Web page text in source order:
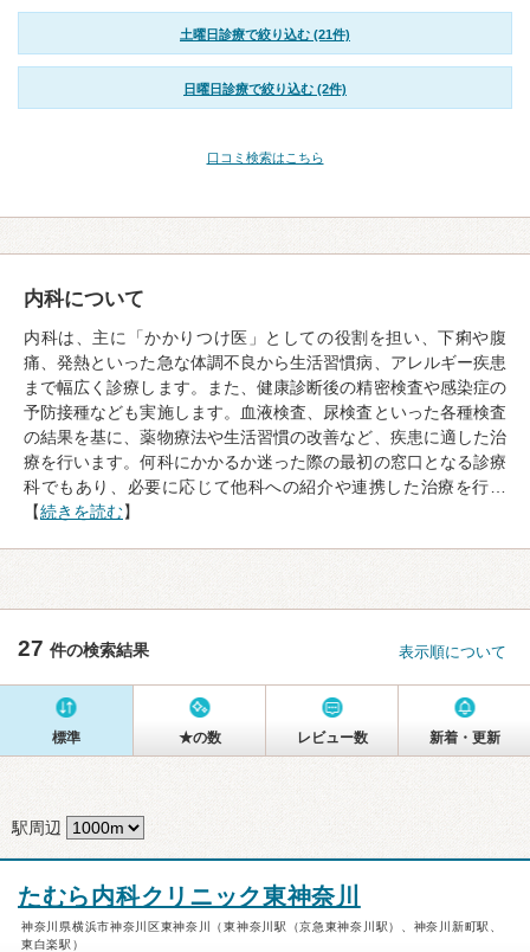
土曜日診療で絞り込む (21件)
日曜日診療で絞り込む (2件)
口コミ検索はこちら
内科について
内科は、主に「かかりつけ医」としての役割を担い、下痢や腹
痛、発熱といった急な体調不良から生活習慣病、アレルギー疾患
まで幅広く診療します。また、健康診断後の精密検査や感染症の
予防接種なども実施します。血液検査、尿検査といった各種検査
の結果を基に、薬物療法や生活習慣の改善など、疾患に適した治
療を行います。何科にかかるか迷った際の最初の窓口となる診療
科でもあり、必要に応じて他科への紹介や連携した治療を行…
【続きを読む】
27 件の検索結果 表示順について
標準 ★の数 レビュー数 新着・更新
駅周辺
たむら内科クリニック東神奈川
神奈川県横浜市神奈川区東神奈川（東神奈川駅（京急東神奈川駅）、神奈川新町駅、
東白楽駅）